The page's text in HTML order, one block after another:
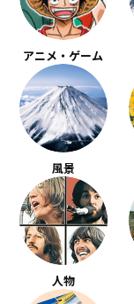
アニメ・ゲーム
風景
人物